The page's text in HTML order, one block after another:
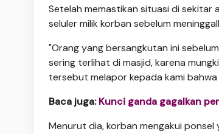
Setelah memastikan situasi di sekitar
seluler milik korban sebelum
"Orang yang bersangkutan ini
sering terlihat di masjid, karena
tersebut melapor kepada kami bahwa
Baca juga:Kunci ganda gagalkan
Menurut dia, korban mengakui ponsel